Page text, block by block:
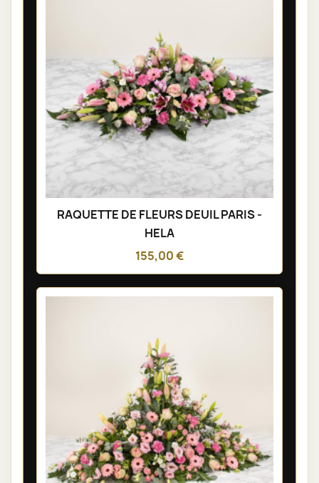
RAQUETTE DE FLEURS DEUIL PARIS -
HELA
155,00 €